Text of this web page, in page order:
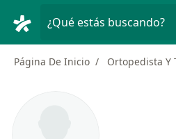
¿Qué estás buscando?
Página De Inicio Ortopedista Y